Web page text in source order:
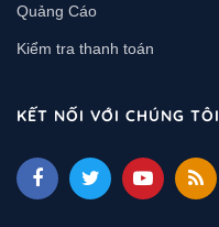
Quảng Cáo
Kiểm tra thanh toán
KẾT NỐI VỚI CHÚNG TÔI